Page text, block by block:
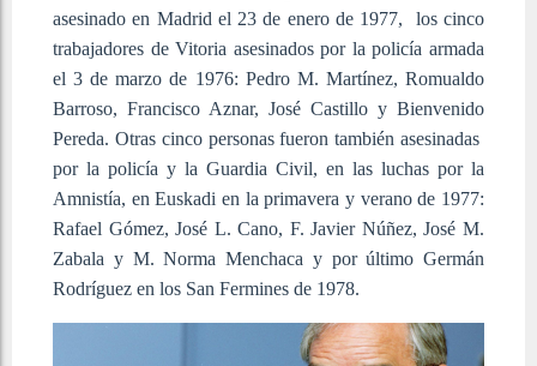
asesinado en Madrid el 23 de enero de 1977, los cinco
trabajadores de Vitoria asesinados por la policía armada
el 3 de marzo de 1976: Pedro M. Martínez, Romualdo
Barroso, Francisco Aznar, José Castillo y Bienvenido
Pereda. Otras cinco personas fueron también asesinadas
por la policía y la Guardia Civil, en las luchas por la
Amnistía, en Euskadi en la primavera y verano de 1977:
Rafael Gómez, José L. Cano, F. Javier Núñez, José M.
Zabala y M. Norma Menchaca y por último Germán
Rodríguez en los San Fermines de 1978.